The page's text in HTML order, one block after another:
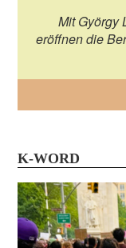
Mit György
eröffnen die
K-WORD